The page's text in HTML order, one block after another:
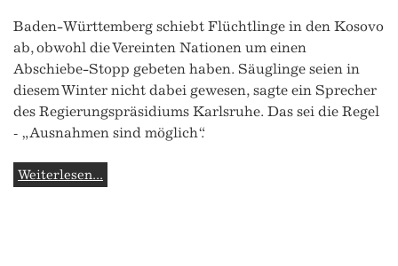
Baden-Württemberg schiebt Flüchtlinge in den Kosovo
ab, obwohl die Vereinten Nationen um einen
Abschiebe-Stopp gebeten haben. Säuglinge seien in
diesem Winter nicht dabei gewesen, sagte ein Sprecher
des Regierungspräsidiums Karlsruhe. Das sei die Regel
‑ „Ausnahmen sind möglich“.
Weiterlesen...